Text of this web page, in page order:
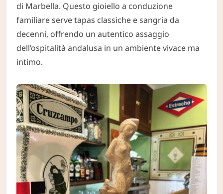
di Marbella. Questo gioiello a conduzione
familiare serve tapas classiche e sangria da
decenni, offrendo un autentico assaggio
dell’ospitalità andalusa in un ambiente vivace ma
intimo.